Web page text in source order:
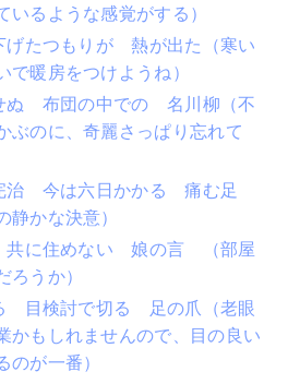
いるような感覚がする）
たつもりが 熱が出た（寒い
で暖房をつけようね）
ぬ 布団の中での 名川柳（不
ぶのに、奇麗さっぱり忘れて
治 今は六日かかる 痛む足
静かな決意）
共に住めない 娘の言 （部屋
ろうか）
目検討で切る 足の爪（老眼
かもしれませんので、目の良い
のが一番）